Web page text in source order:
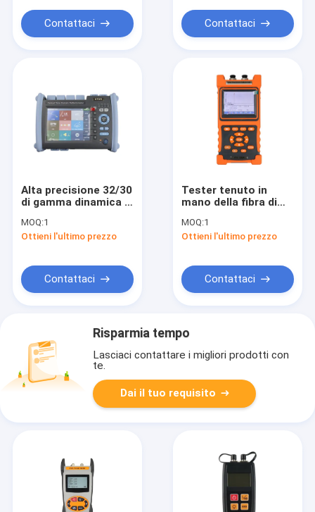
Contattaci Contattaci
Alta precisione 32/30
di gamma dinamica di
riflettometro di
dominio di tempo
MOQ:1
Ottieni l'ultimo prezzo
Contattaci
Tester tenuto in
mano della fibra di
MOQ:1
Ottieni l'ultimo prezzo
Contattaci
Risparmia tempo
Lasciaci contattare i migliori prodotti con
te.
Dai il tuo requisito